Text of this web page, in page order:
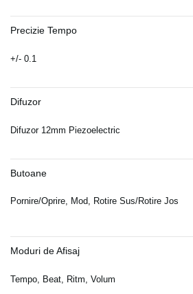
Precizie Tempo
+/- 0.1
Difuzor
Difuzor 12mm Piezoelectric
Butoane
Pornire/Oprire, Mod, Rotire Sus/Rotire Jos
Moduri de Afisaj
Tempo, Beat, Ritm, Volum